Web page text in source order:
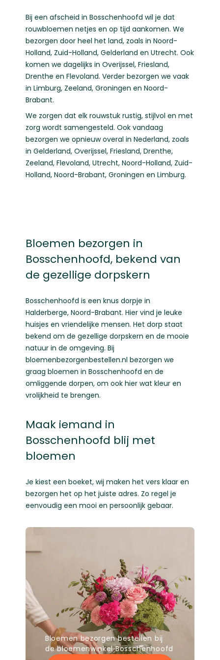
Bij een afscheid in Bosschenhoofd wil je dat
rouwbloemen netjes en op tijd aankomen. We
bezorgen door heel het land, zoals in Noord-
Holland, Zuid-Holland, Gelderland en Utrecht. Ook
komen we dagelijks in Overijssel, Friesland,
Drenthe en Flevoland. Verder bezorgen we vaak
in Limburg, Zeeland, Groningen en Noord-
Brabant.
We zorgen dat elk rouwstuk rustig, stijlvol en met
zorg wordt samengesteld. Ook vandaag
bezorgen we opnieuw overal in Nederland, zoals
in Gelderland, Overijssel, Friesland, Drenthe,
Zeeland, Flevoland, Utrecht, Noord-Holland, Zuid-
Holland, Noord-Brabant, Groningen en Limburg.
Bloemen bezorgen in
Bosschenhoofd, bekend van
de gezellige dorpskern
Bosschenhoofd is een knus dorpje in
Halderberge, Noord-Brabant. Hier vind je leuke
huisjes en vriendelijke mensen. Het dorp staat
bekend om de gezellige dorpskern en de mooie
natuur in de omgeving. Bij
bloemenbezorgenbestellen.nl bezorgen we
graag bloemen in Bosschenhoofd en de
omliggende dorpen, om ook hier wat kleur en
vrolijkheid te brengen.
Maak iemand in
Bosschenhoofd blij met
bloemen
Je kiest een boeket, wij maken het vers klaar en
bezorgen het op het juiste adres. Zo regel je
eenvoudig een mooi en persoonlijk gebaar.
Bloemen bezorgen bestellen bij
de bloemenwinkel Bosschenhoofd